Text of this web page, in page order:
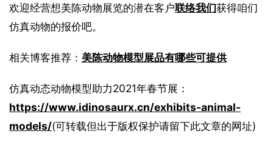
欢迎经营想美陈动物展览的潜在客户联络我们获得咱们
仿真动物的报价吧。
相关博客推荐： 美陈动物模型展品有哪些可提供
仿真动态动物模型助力2021年春节展：
https://www.idinosaurx.cn/exhibits-animal-
models/(可转载但出于版权保护请留下此文章的网址)